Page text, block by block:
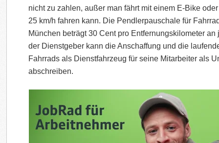
nicht zu zahlen, außer man fährt mit einem E-Bike
25 km/h fahren kann. Die Pendlerpauschale für
München beträgt 30 Cent pro Entfernungskilometer an
der Dienstgeber kann die Anschaffung und die
Fahrrads als Dienstfahrzeug für seine Mitarbeiter als
abschreiben.